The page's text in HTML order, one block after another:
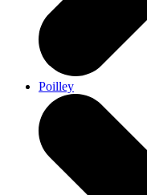
Poilley